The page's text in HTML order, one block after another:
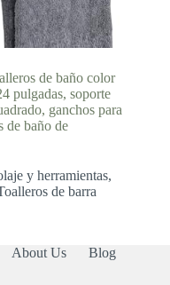
de baño color
pulgadas, soporte
ganchos para
de baño de
y herramientas,
de barra
About Us
Blog